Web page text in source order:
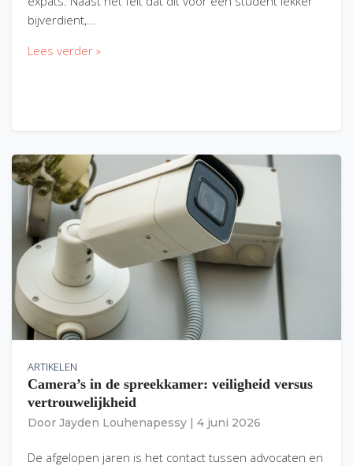
bijverdient,…
Lees verder »
ARTIKELEN
Camera’s in de spreekkamer: veiligheid versus
vertrouwelijkheid
Door Jayden Louhenapessy 4 juni 2026
De afgelopen jaren is het contact tussen advocaten en